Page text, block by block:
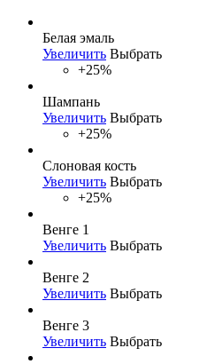
Белая эмаль
Увеличить Выбрать
+25%
Шампань
Увеличить Выбрать
+25%
Слоновая кость
Увеличить Выбрать
+25%
Венге 1
Увеличить Выбрать
Венге 2
Увеличить Выбрать
Венге 3
Увеличить Выбрать